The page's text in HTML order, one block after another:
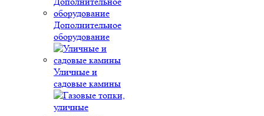
Дополнительное
оборудование
Уличные и
садовые камины